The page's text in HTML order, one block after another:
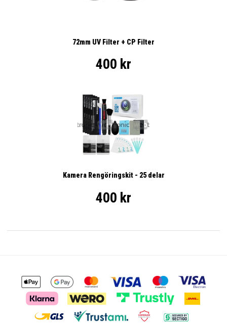
72mm UV Filter + CP Filter
400 kr
Kamera Rengöringskit - 25 delar
400 kr